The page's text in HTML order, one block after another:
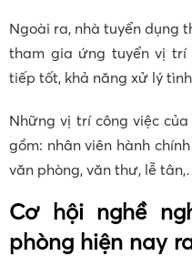
Ngoài ra, nhà tuyển dụng
tham gia ứng tuyển vị trí
tiếp tốt, khả năng xử lý
Những vị trí công việc
gồm: nhân viên hành
văn phòng, văn thư, lễ
Cơ hội nghề
phòng hiện nay